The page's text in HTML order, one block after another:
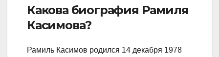
Какова биография Рамиля
Касимова?
Рамиль Касимов родился 14 декабря 1978